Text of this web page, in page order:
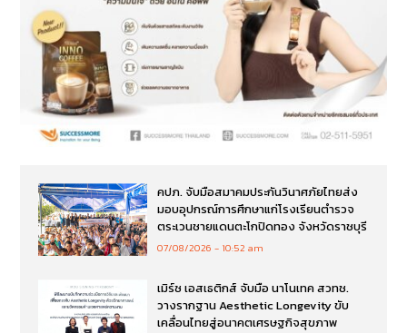
คปภ. จับมือสมาคมประกันวินาศภัยไทยส่ง
มอบอุปกรณ์การศึกษาแก่โรงเรียนตำรวจ
ตระเวนชายแดนตะโกปิดทอง จังหวัดราชบุรี
07/08/2026 10:52 am
เมิร์ซ เอสเธติกส์ จับมือ นาโนเทค สวทช.
วางรากฐาน Aesthetic Longevity ขับ
เคลื่อนไทยสู่อนาคตเศรษฐกิจสุขภาพ